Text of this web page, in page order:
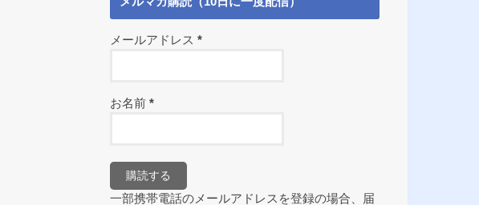
メールアドレス *
お名前 *
一部携帯電話のメールアドレスを登録の場合、届